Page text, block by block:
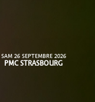
SAM 26 SEPTEMBRE 2026
PMC STRASBOURG